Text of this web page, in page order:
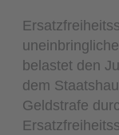
belastet den
dem
Geldstrafe